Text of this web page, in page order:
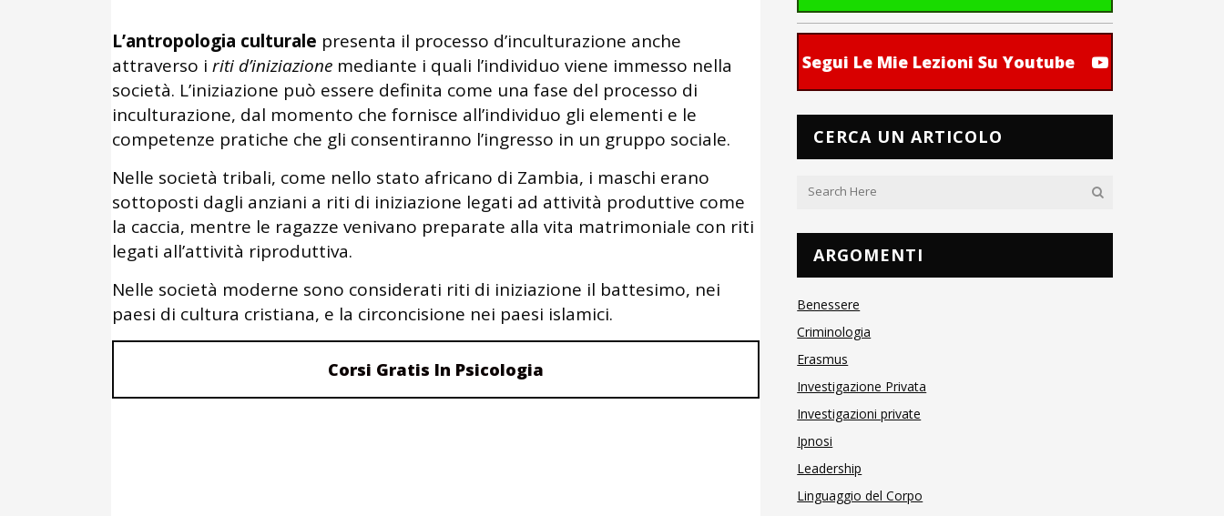
L’antropologia culturale presenta il processo d’inculturazione anche
attraverso i riti d’iniziazione mediante i quali l’individuo viene immesso nella
società. L’iniziazione può essere definita come una fase del processo di
inculturazione, dal momento che fornisce all’individuo gli elementi e le
competenze pratiche che gli consentiranno l’ingresso in un gruppo sociale.
Nelle società tribali, come nello stato africano di Zambia, i maschi erano
sottoposti dagli anziani a riti di iniziazione legati ad attività produttive come
la caccia, mentre le ragazze venivano preparate alla vita matrimoniale con riti
legati all’attività riproduttiva.
Nelle società moderne sono considerati riti di iniziazione il battesimo, nei
paesi di cultura cristiana, e la circoncisione nei paesi islamici.
Corsi Gratis In Psicologia
Segui Le Mie Lezioni Su Youtube
CERCA UN ARTICOLO
ARGOMENTI
Benessere
Criminologia
Erasmus
Investigazione Privata
Investigazioni private
Ipnosi
Leadership
Linguaggio del Corpo